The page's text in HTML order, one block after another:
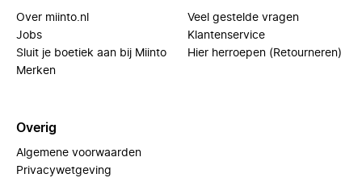
Over miinto.nl
Jobs
Sluit je boetiek aan bij Miinto
Merken
Veel gestelde vragen
Klantenservice
Hier herroepen (Retourneren)
Overig
Algemene voorwaarden
Privacywetgeving